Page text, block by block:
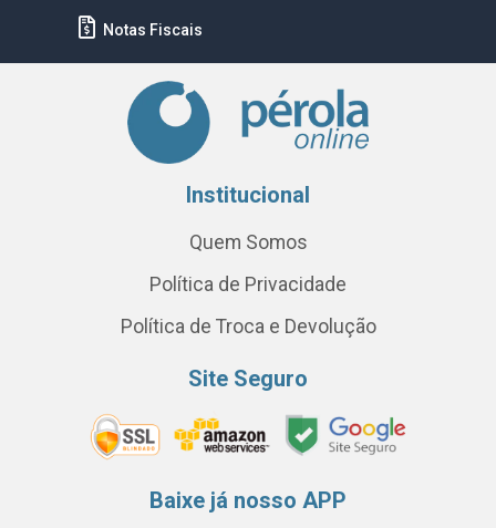
Notas Fiscais
Institucional
Quem Somos
Política de Privacidade
Política de Troca e Devolução
Site Seguro
Baixe já nosso APP